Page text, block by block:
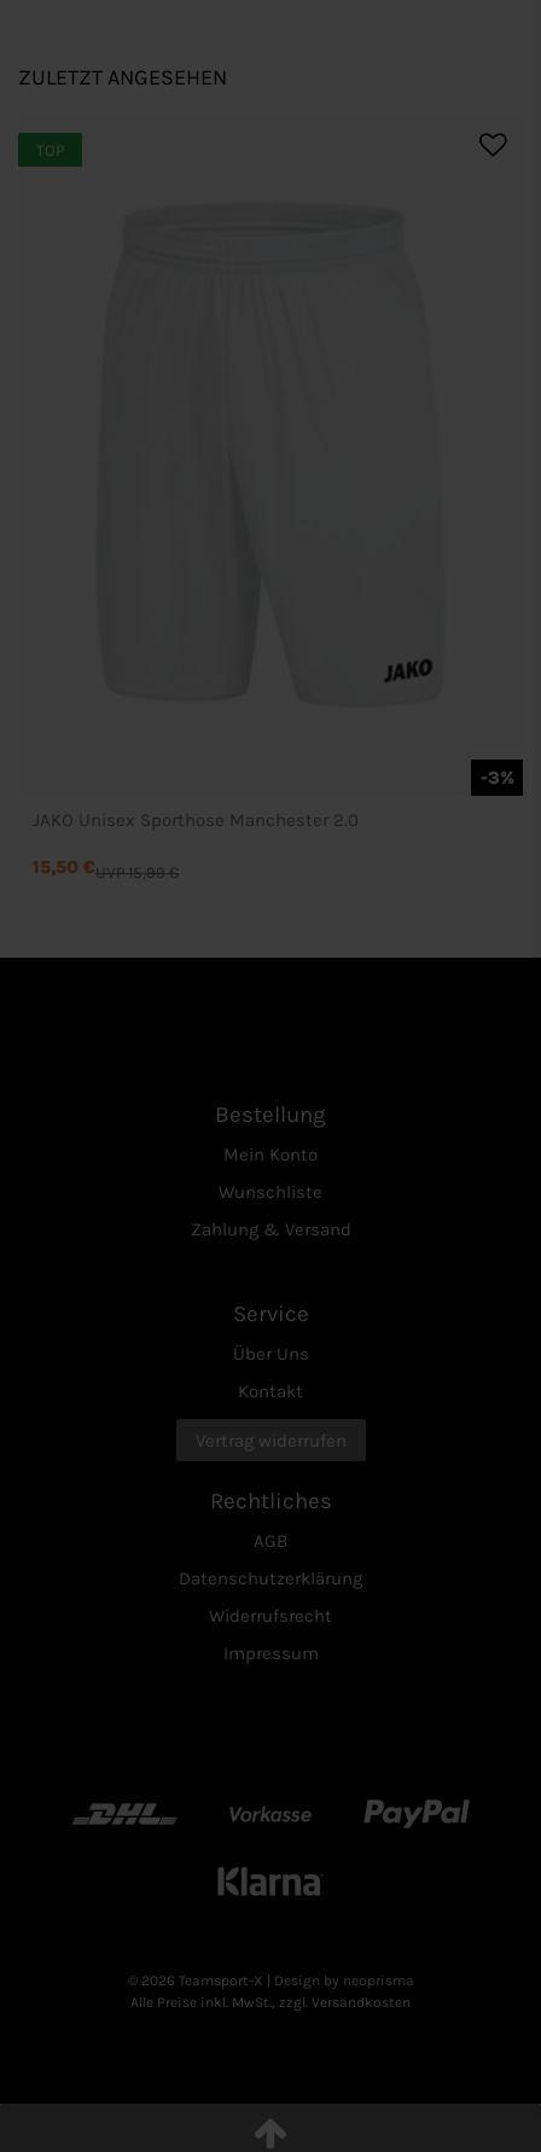
ZULETZT ANGESEHEN
-3%
TOP
JAKO Unisex Sporthose Manchester 2.0
UVP 15,99 €
15,50 €
Bestellung
Mein Konto
Wunschliste
Zahlung & Versand
Service
Über Uns
Kontakt
Vertrag widerrufen
Rechtliches
AGB
Datenschutzerklärung
Widerrufsrecht
Impressum
DHL Vorkasse Paypal
Klarn
© 2026 Teamsport-X
| Design by neoprisma
Alle Preise inkl. MwSt., zzgl. Versandkosten